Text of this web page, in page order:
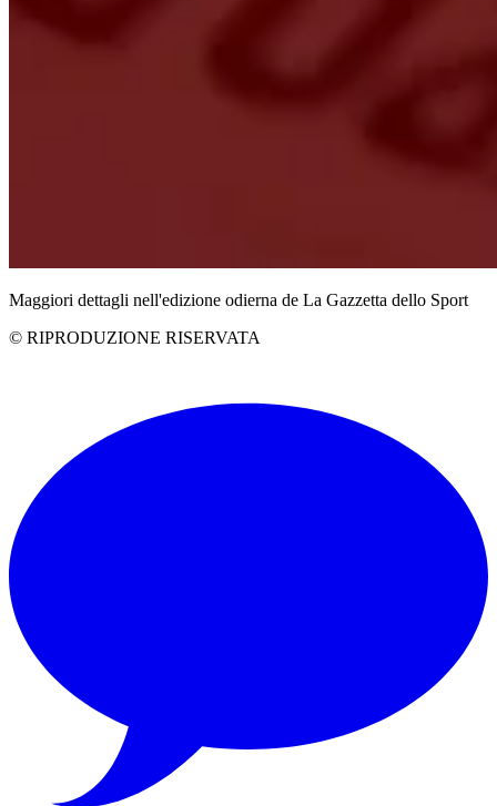
Maggiori dettagli nell'edizione odierna de La Gazzetta dello Sport
© RIPRODUZIONE RISERVATA